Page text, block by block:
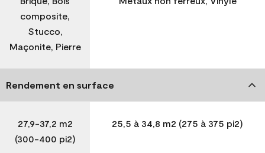
composite,
Stucco,
Maçonite, Pierre
Rendement en surface
27,9-37,2 m2
(300-400 pi2)
25,5 à 34,8 m2 (275 à 375 pi2)